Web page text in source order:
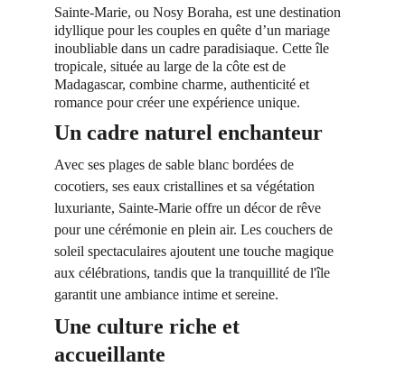
Sainte-Marie, ou Nosy Boraha, est une destination
idyllique pour les couples en quête d’un mariage
inoubliable dans un cadre paradisiaque. Cette île
tropicale, située au large de la côte est de
Madagascar, combine charme, authenticité et
romance pour créer une expérience unique.
Un cadre naturel enchanteur
Avec ses plages de sable blanc bordées de
cocotiers, ses eaux cristallines et sa végétation
luxuriante, Sainte-Marie offre un décor de rêve
pour une cérémonie en plein air. Les couchers de
soleil spectaculaires ajoutent une touche magique
aux célébrations, tandis que la tranquillité de l'île
garantit une ambiance intime et sereine.
Une culture riche et
accueillante